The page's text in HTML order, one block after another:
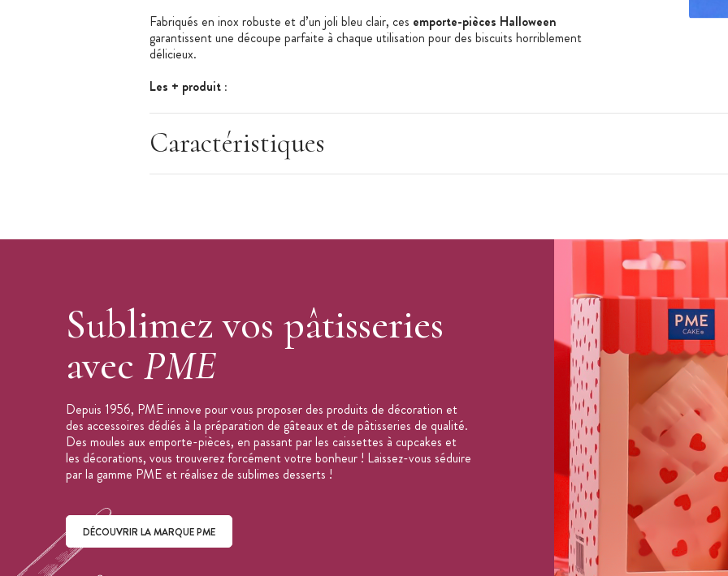
Fabriqués en inox robuste et d’un joli bleu clair, ces emporte-pièces Halloween
garantissent une découpe parfaite à chaque utilisation pour des biscuits horriblement
délicieux.
Les + produit :
3 modèles différents
Parfaits pour Halloween
Emporte-pièces robustes
Thème : Halloween, horreur
Entretien : à la main, à l’eau tiède savonneuse
Caractéristiques
Sublimez vos pâtisseries
avec PME
Depuis 1956, PME innove pour vous proposer des produits de décoration et
des accessoires dédiés à la préparation de gâteaux et de pâtisseries de qualité.
Des moules aux emporte-pièces, en passant par les caissettes à cupcakes et
les décorations, vous trouverez forcément votre bonheur ! Laissez-vous séduire
par la gamme PME et réalisez de sublimes desserts !
DÉCOUVRIR LA MARQUE PME